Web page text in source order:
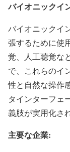
バイオニックイ
バイオニックイ
張するために使
覚、人工聴覚な
で、これらのイ
性と自然な操作
タインターフェ
義肢が実用化さ
主要な企業: